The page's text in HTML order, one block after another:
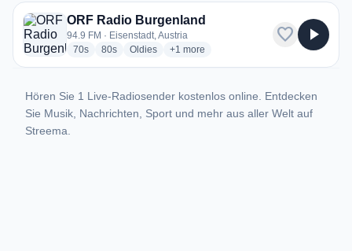
1 Radiosender aus Eisenstadt
ORF Radio Burgenland
94.9 FM · Eisenstadt, Austria
70sradio stations
80sradio stations
Oldiesradio stations
+1 more genres for ORF Radio Burgenland
more
favorite play_arrow
Hören Sie 1 Live-Radiosender kostenlos online. Entdecken
Sie Musik, Nachrichten, Sport und mehr aus aller Welt auf
Streema.